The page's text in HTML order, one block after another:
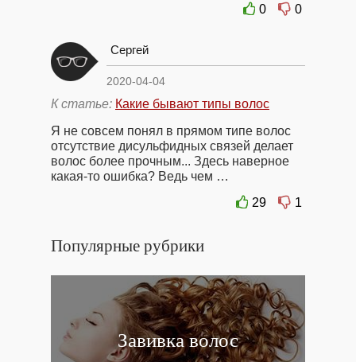
0
0
Сергей
2020-04-04
К статье: Какие бывают типы волос
Я не совсем понял в прямом типе волос
отсутствие дисульфидных связей делает
волос более прочным... Здесь наверное
какая-то ошибка? Ведь чем …
29
1
Популярные рубрики
Завивка волос